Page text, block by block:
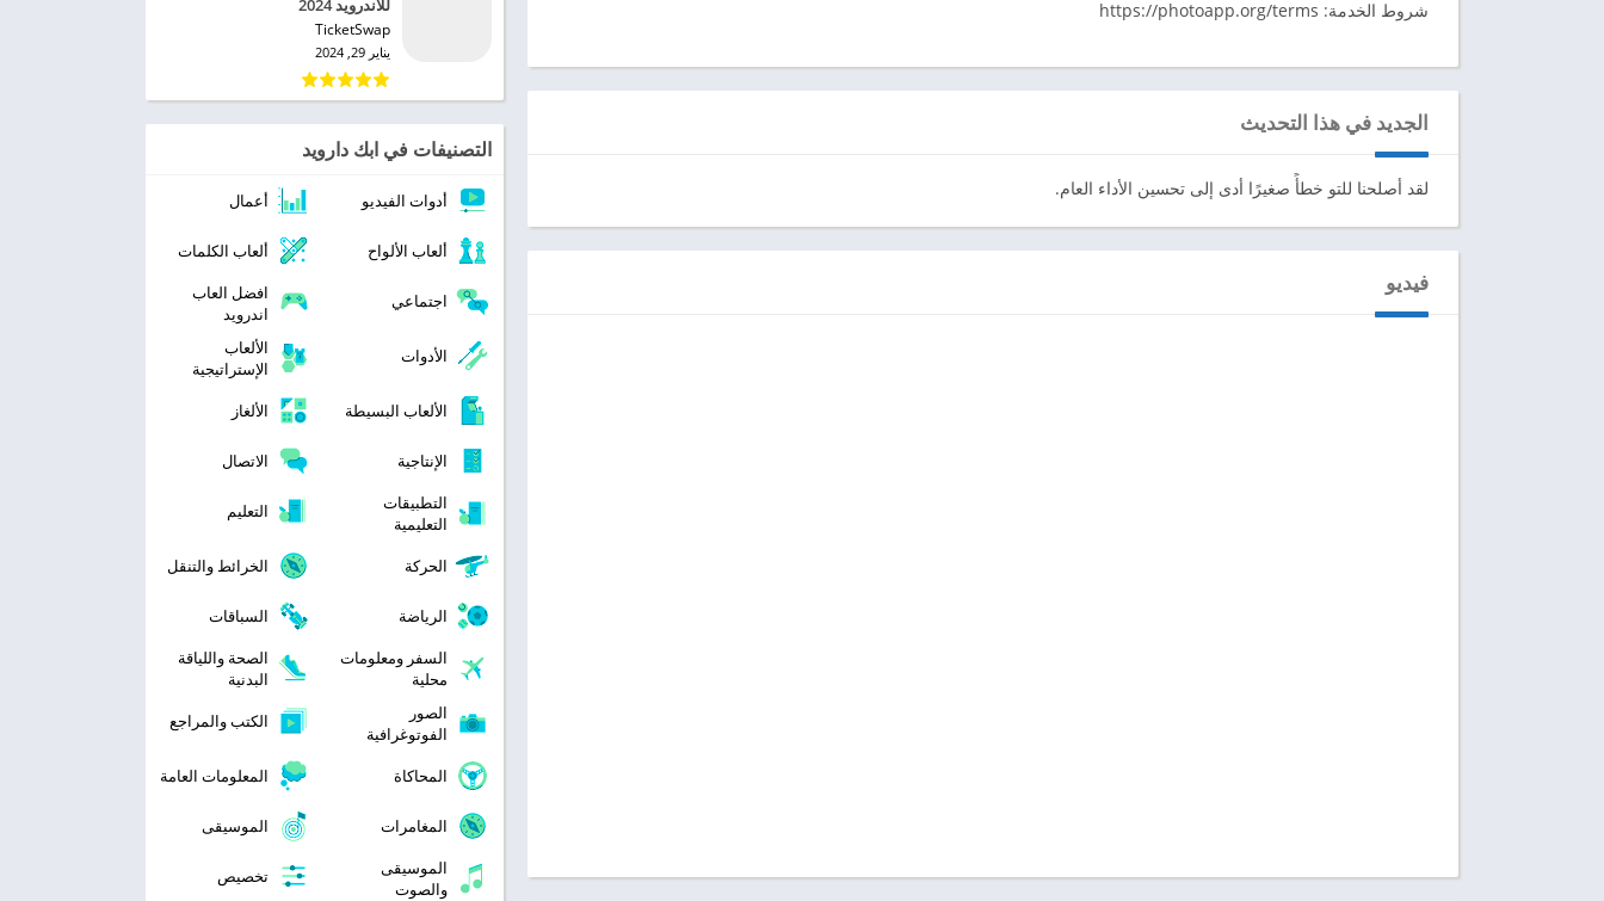
شروط الخدمة: https://photoapp.org/terms
الجديد في هذا التحديث
لقد أصلحنا للتو خطأً صغيرًا أدى إلى تحسين الأداء العام.
فيديو
للاندرويد 2024
TicketSwap‏
يناير 29, 2024
التصنيفات في ابك دارويد
أدوات الفيديو أعمال
ألعاب الألواح ألعاب الكلمات
اجتماعي
افضل العاب
اندرويد
الأدوات
الألعاب
الإستراتيجية
الألعاب البسيطة
الألغاز
الإنتاجية
الاتصال
التطبيقات
التعليمية
التعليم
الحركة الخرائط والتنقل
الرياضة
السباقات
السفر ومعلومات
محلية
الصحة واللياقة
البدنية
الصور
الفوتوغرافية
الكتب والمراجع
المحاكاة المعلومات العامة
المغامرات
الموسيقى
الموسيقى
والصوت
تخصيص